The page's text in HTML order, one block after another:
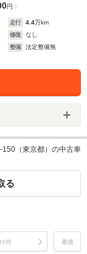
円
走行 4.4万km
修復
なし
整備
法定整備無
150（東京都）の中古車
る
件 最後